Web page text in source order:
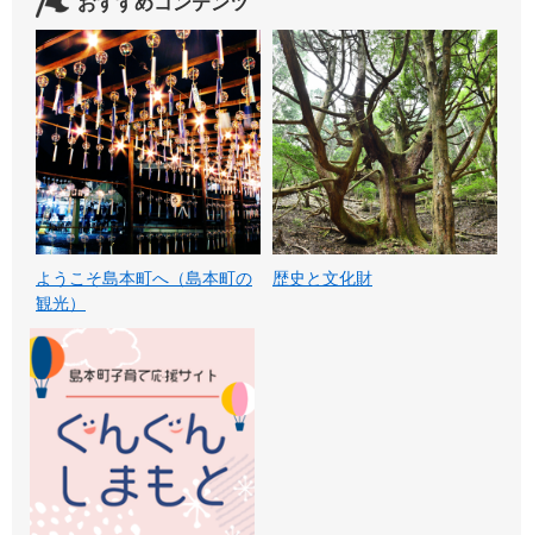
ようこそ島本町へ（島本町の
観光）
歴史と文化財